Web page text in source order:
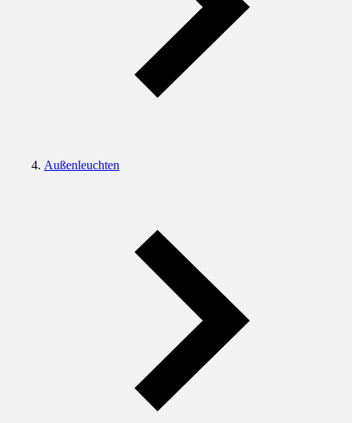
Außenleuchten